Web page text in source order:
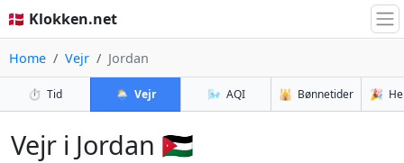
🇩🇰 Klokken.net
Home Vejr Jordan
⏱️ Tid 🌦️ Vejr 🌬️ AQI 🕌 Bønnetider 🎉
Vejr i Jordan 🇯🇴